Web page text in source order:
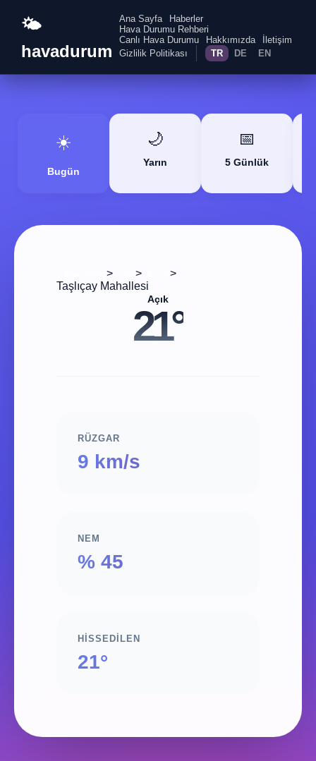
🌤️
havadurum
Ana Sayfa
Haberler
Hava Durumu Rehberi
Canlı Hava Durumu
Hakkımızda
İletişim
Gizlilik Politikası
TR DE EN
☀️
Bugün
🌙
Yarın
📅
5 Günlük
> >
>
Taşlıçay Mahallesi
Açık
21°
RÜZGAR
9 km/s
NEM
% 45
HISSEDILEN
21°